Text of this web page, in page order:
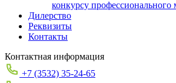
конкурсу профессионального
Дилерство
Реквизиты
Контакты
Контактная информация
+7 (3532) 35-24-65